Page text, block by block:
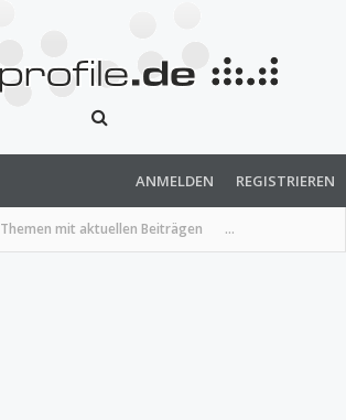
Themen mit aktuellen Beiträgen ...
ANMELDEN REGISTRIEREN